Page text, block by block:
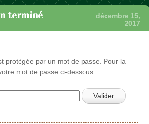
terminé
décembre 15,
2017
protégée par un mot de passe. Pour la
mot de passe ci-dessous :